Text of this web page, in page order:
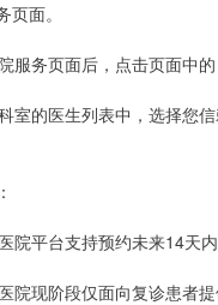
页面。
服务页面后，点击页面中
室的医生列表中，选择您
院平台支持预约未来14天
院现阶段仅面向复诊患者